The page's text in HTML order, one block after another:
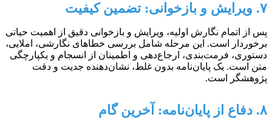
۷. ویرایش و بازخوانی: تضمین کیفیت
پس از اتمام نگارش اولیه، ویرایش و بازخوانی دقیق از اهمیت حیاتی
برخوردار است. این مرحله شامل بررسی خطاهای نگارشی، املایی،
دستوری، فرمت‌بندی، ارجاع‌دهی و اطمینان از انسجام و یکپارچگی
متن است. یک پایان‌نامه بدون غلط، نشان‌دهنده جدیت و دقت
پژوهشگر است.
۸. دفاع از پایان‌نامه: آخرین گام